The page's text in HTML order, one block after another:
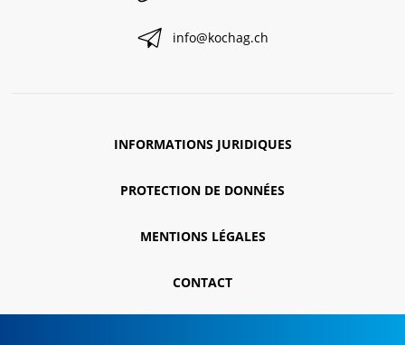
info@kochag.ch
INFORMATIONS JURIDIQUES
PROTECTION DE DONNÉES
MENTIONS LÉGALES
CONTACT